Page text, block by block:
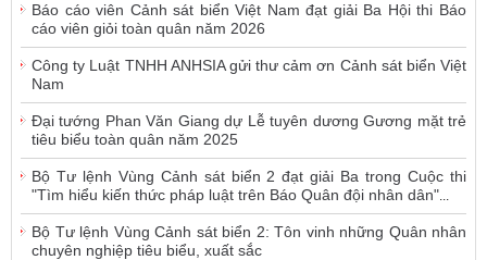
Báo cáo viên Cảnh sát biển Việt Nam đạt giải Ba Hội thi Báo
cáo viên giỏi toàn quân năm 2026
Công ty Luật TNHH ANHSIA gửi thư cảm ơn Cảnh sát biển Việt
Nam
Đại tướng Phan Văn Giang dự Lễ tuyên dương Gương mặt trẻ
tiêu biểu toàn quân năm 2025
Bộ Tư lệnh Vùng Cảnh sát biển 2 đạt giải Ba trong Cuộc thi
"Tìm hiểu kiến thức pháp luật trên Báo Quân đội nhân dân"...
Bộ Tư lệnh Vùng Cảnh sát biển 2: Tôn vinh những Quân nhân
chuyên nghiệp tiêu biểu, xuất sắc